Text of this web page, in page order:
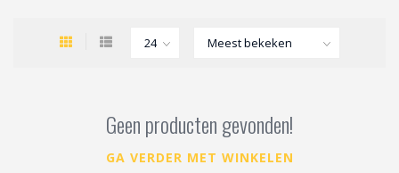
Geen producten gevonden!
GA VERDER MET WINKELEN